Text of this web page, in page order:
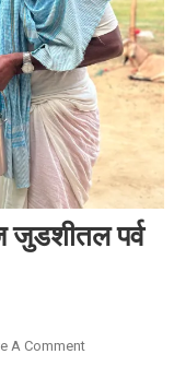
जुडशीतल पर्व
A CommentOn